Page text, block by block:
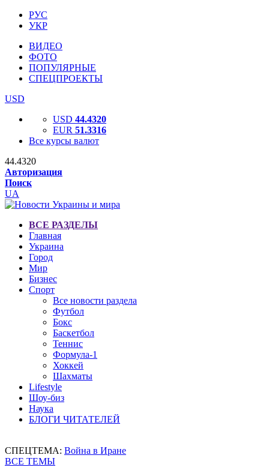
РУС
УКР
ВИДЕО
ФОТО
ПОПУЛЯРНЫЕ
СПЕЦПРОЕКТЫ
USD
USD 44.4320
EUR 51.3316
Все курсы валют
44.4320
Авторизация
Поиск
UA
ВСЕ РАЗДЕЛЫ
Главная
Украина
Город
Мир
Бизнес
Спорт
Все новости раздела
Футбол
Бокс
Баскетбол
Теннис
Формула-1
Хоккей
Шахматы
Lifestyle
Шоу-биз
Наука
БЛОГИ ЧИТАТЕЛЕЙ
СПЕЦТЕМА: Война в Иране
ВСЕ ТЕМЫ